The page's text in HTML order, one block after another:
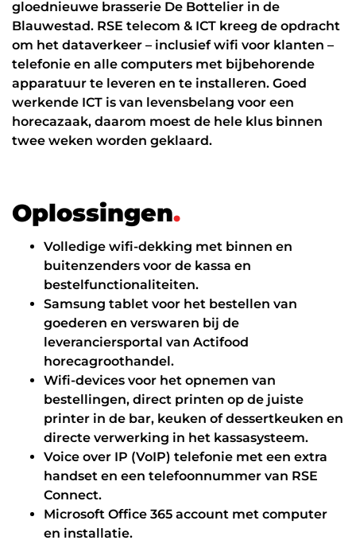
gloednieuwe brasserie De Bottelier in de
Blauwestad. RSE telecom & ICT kreeg de opdracht
om het dataverkeer – inclusief wifi voor klanten –
telefonie en alle computers met bijbehorende
apparatuur te leveren en te installeren. Goed
werkende ICT is van levensbelang voor een
horecazaak, daarom moest de hele klus binnen
twee weken worden geklaard.
Oplossingen.
Volledige wifi-dekking met binnen en
buitenzenders voor de kassa en
bestelfunctionaliteiten.
Samsung tablet voor het bestellen van
goederen en verswaren bij de
leveranciersportal van Actifood
horecagroothandel.
Wifi-devices voor het opnemen van
bestellingen, direct printen op de juiste
printer in de bar, keuken of dessertkeuken en
directe verwerking in het kassasysteem.
Voice over IP (VoIP) telefonie met een extra
handset en een telefoonnummer van RSE
Connect.
Microsoft Office 365 account met computer
en installatie.